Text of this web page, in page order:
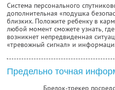
Система персонального
дополнительная «подушка
близких. Положите ребенку в
любой момент сможете узнать,
возникнет непредвиденная
«тревожный сигнал» и
Предельно точная
Брелок-трекер